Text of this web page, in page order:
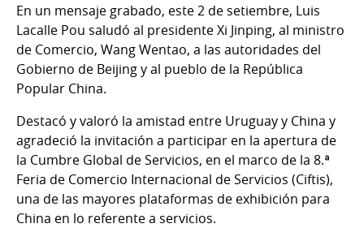
En un mensaje grabado, este 2 de setiembre, Luis
Lacalle Pou saludó al presidente Xi Jinping, al ministro
de Comercio, Wang Wentao, a las autoridades del
Gobierno de Beijing y al pueblo de la República
Popular China.
Destacó y valoró la amistad entre Uruguay y China y
agradeció la invitación a participar en la apertura de
la Cumbre Global de Servicios, en el marco de la 8.ª
Feria de Comercio Internacional de Servicios (Ciftis),
una de las mayores plataformas de exhibición para
China en lo referente a servicios.